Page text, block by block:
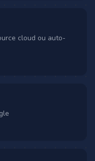
cloud ou auto-